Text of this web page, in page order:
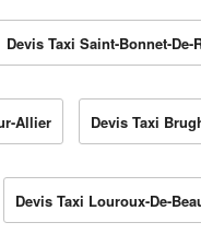
Devis Taxi Saint-Bonnet-De-
Allier Devis Taxi
Devis Taxi Louroux-De-